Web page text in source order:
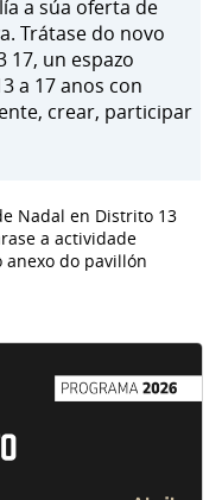
a súa oferta de
Trátase do novo
17, un espazo
a 17 anos con
crear, participar
Nadal en Distrito 13
a actividade
anexo do pavillón